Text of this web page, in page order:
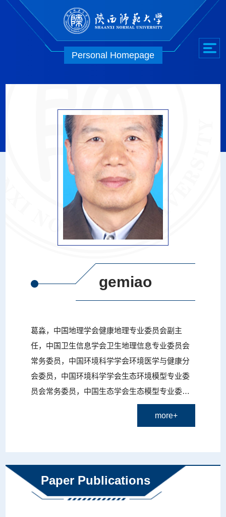
Personal Homepage
gemiao
葛淼，中国地理学会健康地理专业委员会副主
任，中国卫生信息学会卫生地理信息专业委员会
常务委员，中国环境科学学会环境医学与健康分
会委员，中国环境科学学会生态环境模型专业委
员会常务委员，中国生态学会生态模型专业委员
会常务委员，陕西省地理学会监事长，陕西省生
学地理分册编辑委员会...
more+
Paper Publications